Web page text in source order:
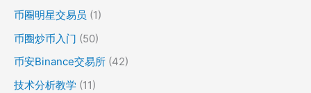
币圈明星交易员 (1)
币圈炒币入门 (50)
币安Binance交易所 (42)
技术分析教学 (11)